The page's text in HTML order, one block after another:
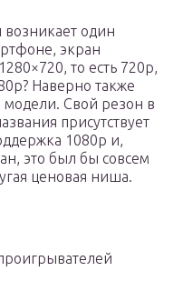
возникает один
экран
то есть 720p,
Наверно также
модели. Свой резон в
присутствует
1080p и,
это был бы совсем
ценовая ниша.